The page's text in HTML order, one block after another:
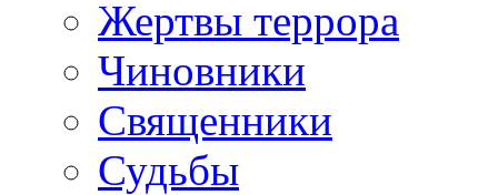
Жертвы террора
Чиновники
Священники
Судьбы